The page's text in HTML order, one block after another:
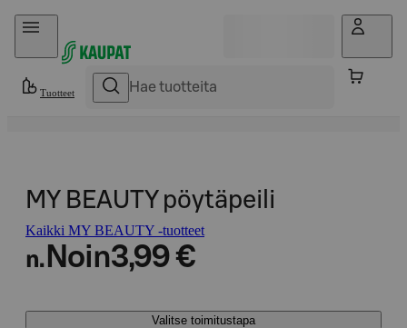
Hyppää sisältöön
Tuotteet
MY BEAUTY pöytäpeili
Kaikki MY BEAUTY -tuotteet
n. Noin3,99 €
Valitse toimitustapa